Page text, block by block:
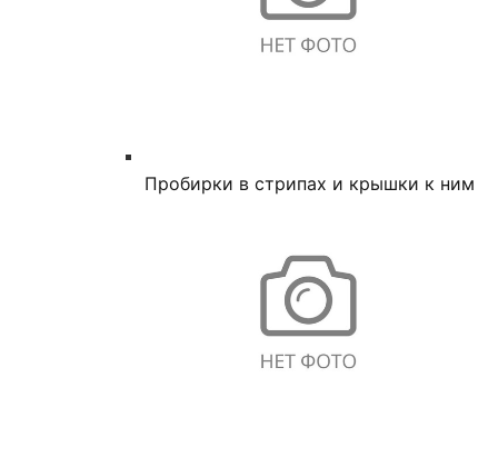
Пробирки в стрипах и крышки к ним